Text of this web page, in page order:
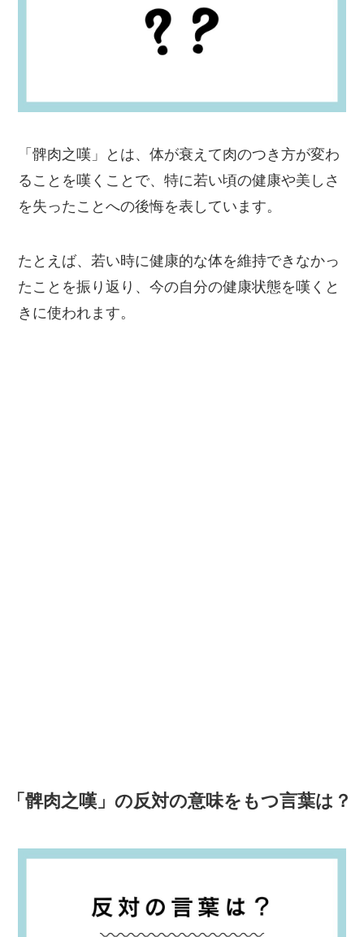
「髀肉之嘆」とは、体が衰えて肉のつき方が変わ
ることを嘆くことで、特に若い頃の健康や美しさ
を失ったことへの後悔を表しています。
たとえば、若い時に健康的な体を維持できなかっ
たことを振り返り、今の自分の健康状態を嘆くと
きに使われます。
「髀肉之嘆」の反対の意味をもつ言葉は？